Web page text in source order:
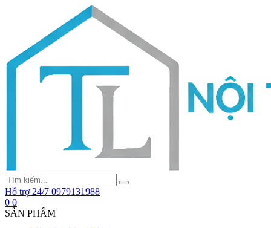
Hỗ trợ 24/7 0979131988
0 0
SẢN PHẨM